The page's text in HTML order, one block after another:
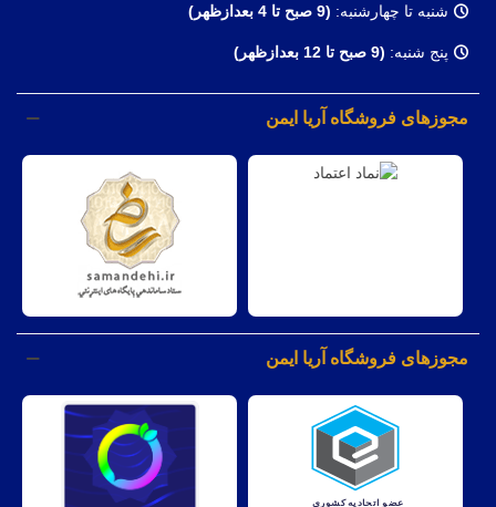
شنبه تا چهارشنبه: (9 صبح تا 4 بعدازظهر)
پنج شنبه: (9 صبح تا 12 بعدازظهر)
مجوزهای فروشگاه آریا ایمن
مجوزهای فروشگاه آریا ایمن